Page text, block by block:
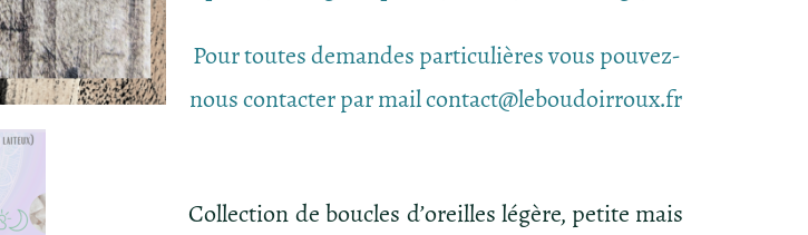
Pour toutes demandes particulières vous pouvez-
nous contacter par mail contact@leboudoirroux.fr
Collection de boucles d’oreilles légère, petite mais